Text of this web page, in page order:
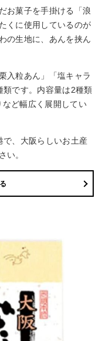
お菓子を手掛ける「浪
くに使用しているのが
の生地に、あんを挟ん
入粒あん」「塩キャラ
類です。内容量は2種類
ど幅広く展開してい
、大阪らしいお土産
い。